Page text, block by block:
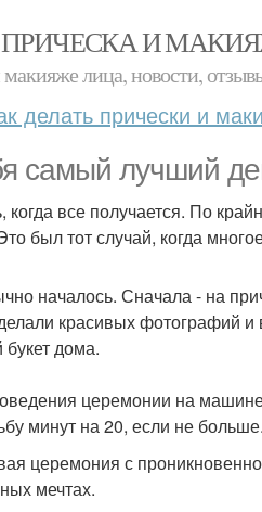
ПРИЧЕСКА И
лица, новости,
делать прически и
самый лучший
когда все получается. По
был тот случай, когда многое
началось. Сначала - на
красивых фотографий
дома.
церемонии на
минут на 20, если не больше.
церемония с
мечтах.